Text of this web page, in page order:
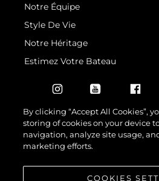
Notre Équipe
Style De Vie
Notre Héritage
Estimez Votre Bateau
© 2026 Sunseeker London Group.Tous les droits
By clicking “Accept All Cookies”,
storing of cookies on your device
navigation, analyze site usage,
marketing efforts.
COOKIES